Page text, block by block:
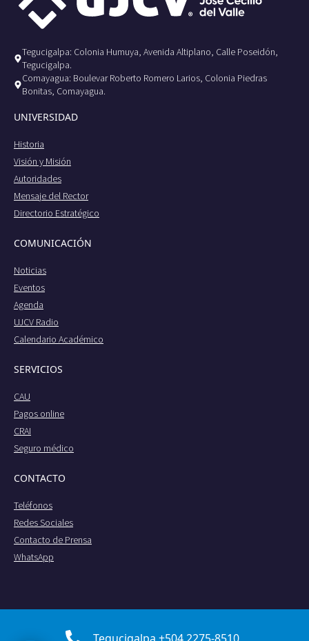
Tegucigalpa: Colonia Humuya, Avenida Altiplano, Calle Poseidón,
Tegucigalpa.
Comayagua: Boulevar Roberto Romero Larios, Colonia Piedras
Bonitas, Comayagua.
UNIVERSIDAD
Historia
Visión y Misión
Autoridades
Mensaje del Rector
Directorio Estratégico
COMUNICACIÓN
Noticias
Eventos
Agenda
UJCV Radio
Calendario Académico
SERVICIOS
CAU
Pagos online
CRAI
Seguro médico
CONTACTO
Teléfonos
Redes Sociales
Contacto de Prensa
WhatsApp
Tegucigalpa +504 2275-8510